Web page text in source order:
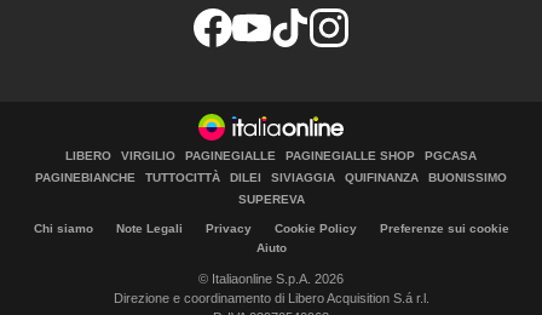
LIBERO VIRGILIO PAGINEGIALLE PAGINEGIALLE SHOP
PGCASA
PAGINEBIANCHE
TUTTOCITTÀ DILEI SIVIAGGIA QUIFINANZA
BUONISSIMO
SUPEREVA
Chi siamo Note Legali Privacy Cookie Policy
Preferenze sui cookie
Aiuto
© Italiaonline S.p.A. 2026
Direzione e coordinamento di Libero Acquisition S.á r.l.